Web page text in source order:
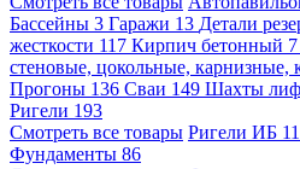
Бассейны 3 Гаражи 13 Детали
жесткости 117 Кирпич бетонный 7
стеновые, цокольные, карнизные,
Прогоны 136 Сваи 149 Шахты
Ригели 193
Смотреть все товары Ригели ИБ 11
Фундаменты 86